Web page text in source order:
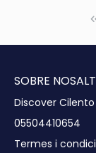
SOBRE
Discover Cilento
05504410654
Termes i